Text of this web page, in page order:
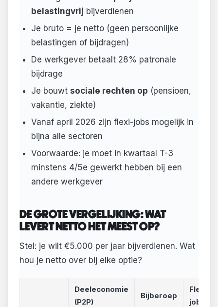
belastingvrij bijverdienen
Je bruto = je netto (geen persoonlijke
belastingen of bijdragen)
De werkgever betaalt 28% patronale
bijdrage
Je bouwt sociale rechten op (pensioen,
vakantie, ziekte)
Vanaf april 2026 zijn flexi-jobs mogelijk in
bijna alle sectoren
Voorwaarde: je moet in kwartaal T-3
minstens 4/5e gewerkt hebben bij een
andere werkgever
DE GROTE VERGELIJKING: WAT
LEVERT NETTO HET MEEST OP?
Stel: je wilt €5.000 per jaar bijverdienen. Wat
hou je netto over bij elke optie?
Deeleconomie
(P2P)
Bijberoep
Flexi-
job